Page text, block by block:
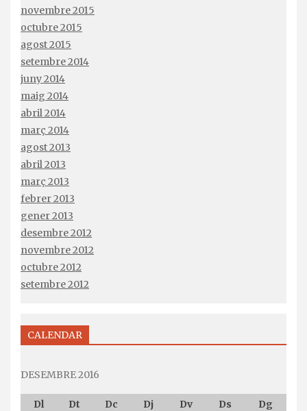
novembre 2015
octubre 2015
agost 2015
setembre 2014
juny 2014
maig 2014
abril 2014
març 2014
agost 2013
abril 2013
març 2013
febrer 2013
gener 2013
desembre 2012
novembre 2012
octubre 2012
setembre 2012
CALENDAR
DESEMBRE 2016
Dl Dt Dc Dj Dv Ds
Dg